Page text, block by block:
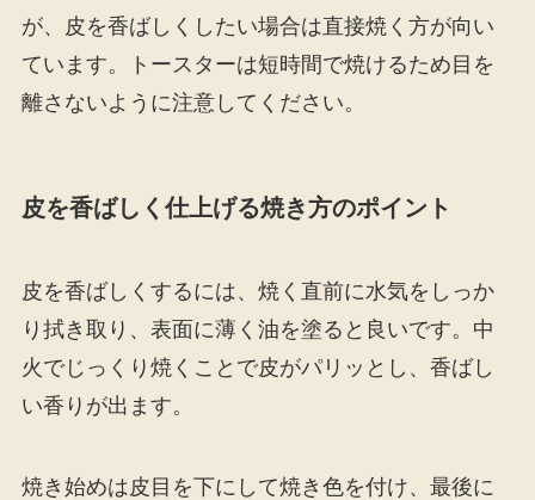
が、皮を香ばしくしたい場合は直接焼く方が向い
ています。トースターは短時間で焼けるため目を
離さないように注意してください。
皮を香ばしく仕上げる焼き方のポイント
皮を香ばしくするには、焼く直前に水気をしっか
り拭き取り、表面に薄く油を塗ると良いです。中
火でじっくり焼くことで皮がパリッとし、香ばし
い香りが出ます。
焼き始めは皮目を下にして焼き色を付け、最後に